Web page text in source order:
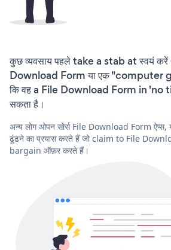
कुछ व्यवसाय पहले take a stab at स्वयं
Download Form या एक "computer
कि वह a File Download Form in 'no
सकता है।
अन्य लोग ओपन सोर्स File Download Form
ढूंढने का प्रयास करते हैं जो claim to File
bargain ऑफ़र करते हैं।